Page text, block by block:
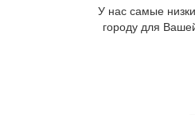
У нас самые
городу для